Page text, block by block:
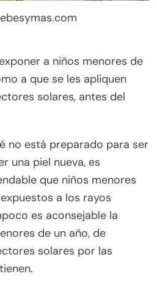
a niños menores de
a que se les apliquen
solares, antes del
no está preparado para ser
una piel nueva, es
que niños menores
a los rayos
es aconsejable la
de un año, de
solares por las